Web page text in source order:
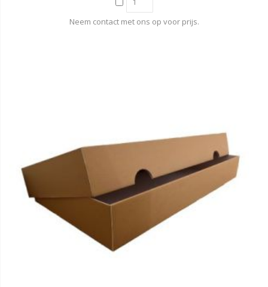
Neem contact met ons op voor prijs.